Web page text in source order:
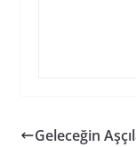
Geleceğin